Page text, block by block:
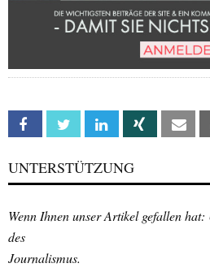
Facebook Twitter Linkedin Xing
UNTERSTÜTZUNG
Wenn Ihnen unser Artikel gefallen
des
Journalismus.